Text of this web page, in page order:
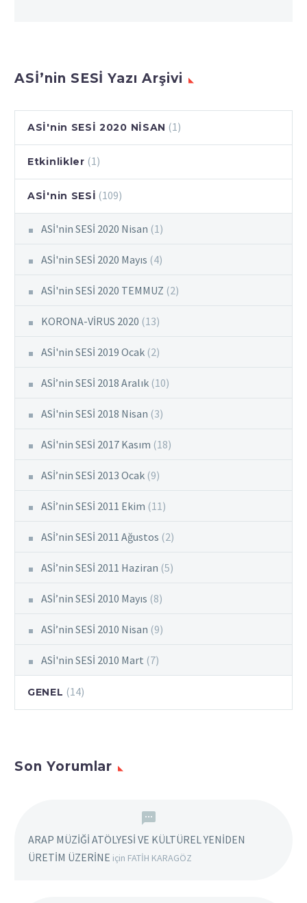
ASİ’nin SESİ Yazı Arşivi
ASİ'nin SESİ 2020 NİSAN (1)
Etkinlikler (1)
ASİ'nin SESİ (109)
ASİ'nin SESİ 2020 Nisan (1)
ASİ'nin SESİ 2020 Mayıs (4)
ASİ'nin SESİ 2020 TEMMUZ (2)
KORONA-VİRUS 2020 (13)
ASİ'nin SESİ 2019 Ocak (2)
ASİ’nin SESİ 2018 Aralık (10)
ASİ'nin SESİ 2018 Nisan (3)
ASİ'nin SESİ 2017 Kasım (18)
ASİ’nin SESİ 2013 Ocak (9)
ASİ’nin SESİ 2011 Ekim (11)
ASİ’nin SESİ 2011 Ağustos (2)
ASİ’nin SESİ 2011 Haziran (5)
ASİ’nin SESİ 2010 Mayıs (8)
ASİ’nin SESİ 2010 Nisan (9)
ASİ'nin SESİ 2010 Mart (7)
GENEL (14)
Son Yorumlar
ARAP MÜZİĞİ ATÖLYESİ VE KÜLTÜREL YENİDEN
ÜRETİM ÜZERİNE için FATİH KARAGÖZ